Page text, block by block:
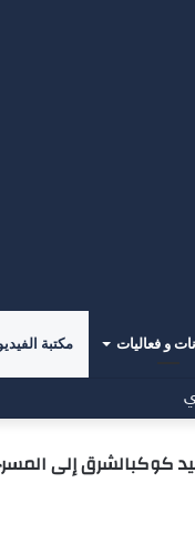
و فعاليات مكتبة
كوكبالشرق إلى